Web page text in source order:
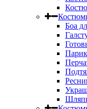
Боа